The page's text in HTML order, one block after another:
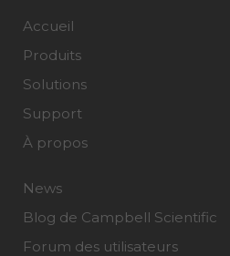
Accueil
Produits
Solutions
Support
À propos
News
Blog de Campbell Scientific
Forum des utilisateurs